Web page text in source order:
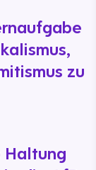
zu
Haltung